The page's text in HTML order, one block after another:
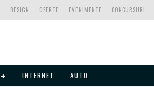
CONCURSURI
EVENIMENTE
OFERTE
DESIGN
INTERNET AUTO